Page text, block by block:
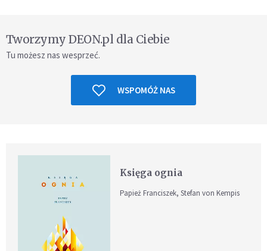
Tworzymy DEON.pl dla Ciebie
Tu możesz nas wesprzeć.
WSPOMÓŻ NAS
Księga ognia
Papież Franciszek, Stefan von Kempis